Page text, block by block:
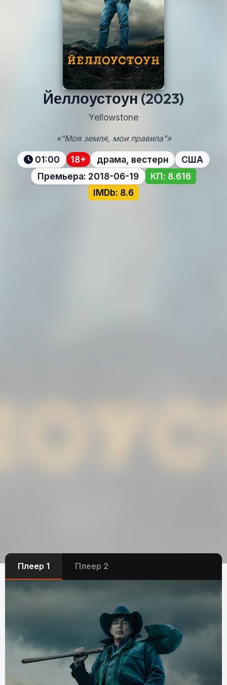
Йеллоустоун(2023)
Yellowstone
«"Моя земля, мои правила"»
01:00 18+ драма, вестерн
США
Премьера: 2018-06-19
КП: 8.616
IMDb: 8.6
Плеер 1 Плеер 2